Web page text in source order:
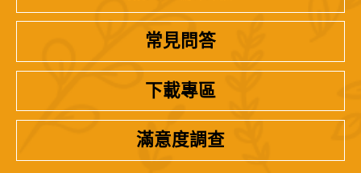
常見問答
下載專區
滿意度調查